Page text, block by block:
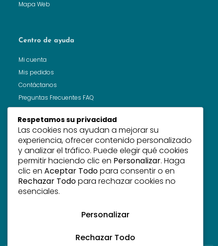
Mapa Web
Centro de ayuda
Mi cuenta
Mis pedidos
Contáctanos
Preguntas Frecuentes FAQ
Recibe noticias
Suscríbete a nuestra newsletter para conocer nuevos
productos, tendencias y ofertas.
Suscribirme!
Respetamos su privacidad
Las cookies nos ayudan a mejorar su
experiencia, ofrecer contenido personalizado
y analizar el tráfico. Puede elegir qué cookies
permitir haciendo clic en Personalizar. Haga
clic en Aceptar Todopara consentir o en
Rechazar Todopara rechazar cookies no
esenciales.
Personalizar
Rechazar Todo